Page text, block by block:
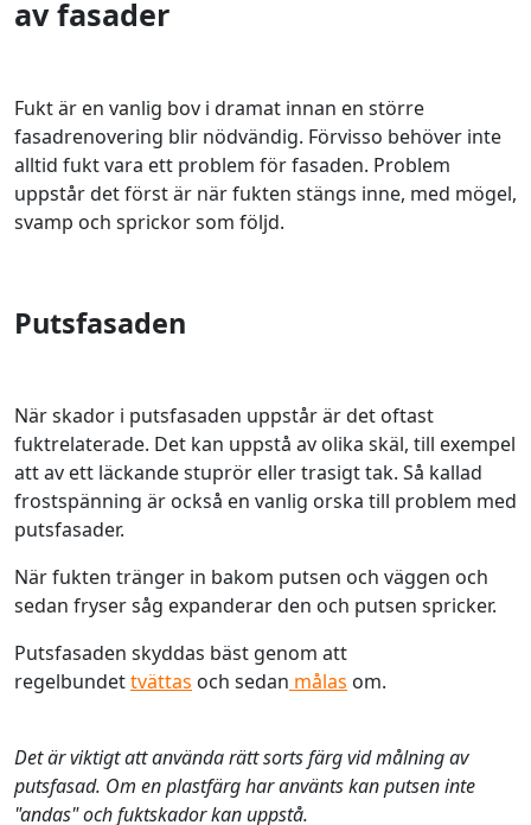
av fasader
Fukt är en vanlig bov i dramat innan en större
fasadrenovering blir nödvändig. Förvisso behöver inte
alltid fukt vara ett problem för fasaden. Problem
uppstår det först är när fukten stängs inne, med mögel,
svamp och sprickor som följd.
Putsfasaden
När skador i putsfasaden uppstår är det oftast
fuktrelaterade. Det kan uppstå av olika skäl, till exempel
att av ett läckande stuprör eller trasigt tak. Så kallad
frostspänning är också en vanlig orska till problem med
putsfasader.
När fukten tränger in bakom putsen och väggen och
sedan fryser såg expanderar den och putsen spricker.
Putsfasaden skyddas bäst genom att
regelbundettvättas och sedan målas om.
Det är viktigt att använda rätt sorts färg vid målning av
putsfasad. Om en plastfärg har använts kan putsen inte
"andas" och fuktskador kan uppstå.